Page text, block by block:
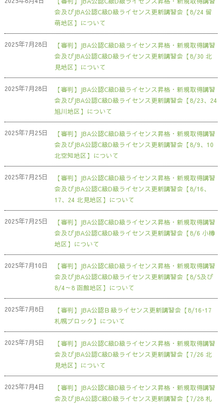
会及びJBA公認C級D級ライセンス更新講習会【8/24 留
萌地区】について
2025年7月28日
【審判】JBA公認C級D級ライセンス昇格・新規取得講習
会及びJBA公認C級D級ライセンス更新講習会【8/30 北
見地区】について
2025年7月28日
【審判】JBA公認C級D級ライセンス昇格・新規取得講習
会及びJBA公認C級D級ライセンス更新講習会【8/23、24
旭川地区】について
2025年7月25日
【審判】JBA公認C級D級ライセンス昇格・新規取得講習
会及びJBA公認C級D級ライセンス更新講習会【8/9、10
北空知地区】について
2025年7月25日
【審判】JBA公認C級D級ライセンス昇格・新規取得講習
会及びJBA公認C級D級ライセンス更新講習会【8/16、
17、24 北見地区】について
2025年7月25日
【審判】JBA公認C級D級ライセンス昇格・新規取得講習
会及びJBA公認C級D級ライセンス更新講習会【8/6 小樽
地区】について
2025年7月10日
【審判】JBA公認C級D級ライセンス昇格・新規取得講習
会及びJBA公認C級D級ライセンス更新講習会【8/5及び
8/4～8 函館地区】について
2025年7月8日
【審判】JBA公認Ｂ級ライセンス更新講習会【8/16･17
札幌ブロック】について
2025年7月5日
【審判】JBA公認C級D級ライセンス昇格・新規取得講習
会及びJBA公認C級D級ライセンス更新講習会【7/26 北
見地区】について
2025年7月4日
【審判】JBA公認C級D級ライセンス昇格・新規取得講習
会及びJBA公認C級D級ライセンス更新講習会【7/28 札